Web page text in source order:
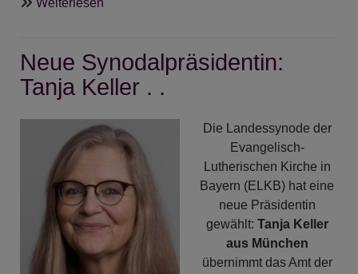
Weg
zum
Osterfest
.
Neue Synodalpräsidentin:
Tanja Keller . .
Die Landessynode der
Evangelisch-
Lutherischen Kirche in
Bayern (ELKB) hat eine
neue Präsidentin
gewählt: Tanja Keller
aus München
übernimmt das Amt der